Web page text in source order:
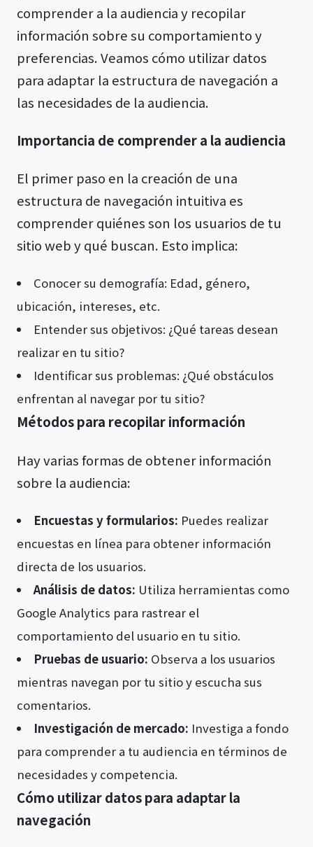
comprender a la audiencia y recopilar
información sobre su comportamiento y
preferencias. Veamos cómo utilizar datos
para adaptar la estructura de navegación a
las necesidades de la audiencia.
Importancia de comprender a la audiencia
El primer paso en la creación de una
estructura de navegación intuitiva es
comprender quiénes son los usuarios de tu
sitio web y qué buscan. Esto implica:
Conocer su demografía: Edad, género,
ubicación, intereses, etc.
Entender sus objetivos: ¿Qué tareas desean
realizar en tu sitio?
Identificar sus problemas: ¿Qué obstáculos
enfrentan al navegar por tu sitio?
Métodos para recopilar información
Hay varias formas de obtener información
sobre la audiencia:
Encuestas y formularios: Puedes realizar
encuestas en línea para obtener información
directa de los usuarios.
Análisis de datos: Utiliza herramientas como
Google Analytics para rastrear el
comportamiento del usuario en tu sitio.
Pruebas de usuario: Observa a los usuarios
mientras navegan por tu sitio y escucha sus
comentarios.
Investigación de mercado: Investiga a fondo
para comprender a tu audiencia en términos de
necesidades y competencia.
Cómo utilizar datos para adaptar la
navegación